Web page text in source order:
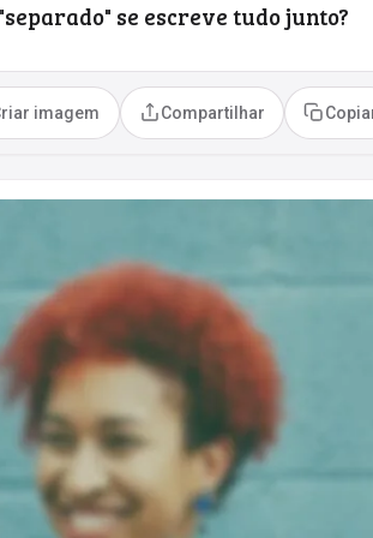
se escreve tudo junto?
imagem Compartilhar